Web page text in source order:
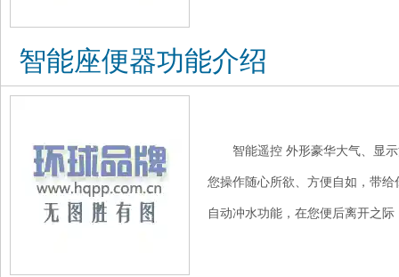
智能座便器功能介绍
智能遥控 外形豪华大气、显
您操作随心所欲、方便自如，带
自动冲水功能，在您便后离开之际